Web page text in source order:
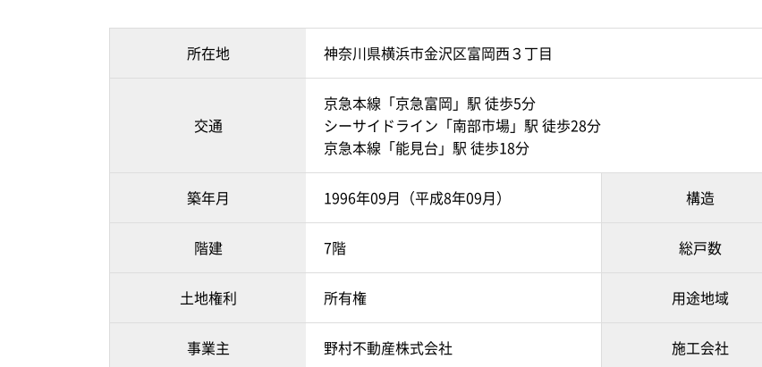
所在地 神奈川県横浜市金沢区富岡西３丁目
交通
京急本線「京急富岡」駅 徒歩5分
シーサイドライン「南部市場」駅 徒歩28分
京急本線「能見台」駅 徒歩18分
築年月 1996年09月（平成8年09月） 構造
階建 7階 総戸数
土地権利 所有権 用途地域
事業主 野村不動産株式会社 施工会社